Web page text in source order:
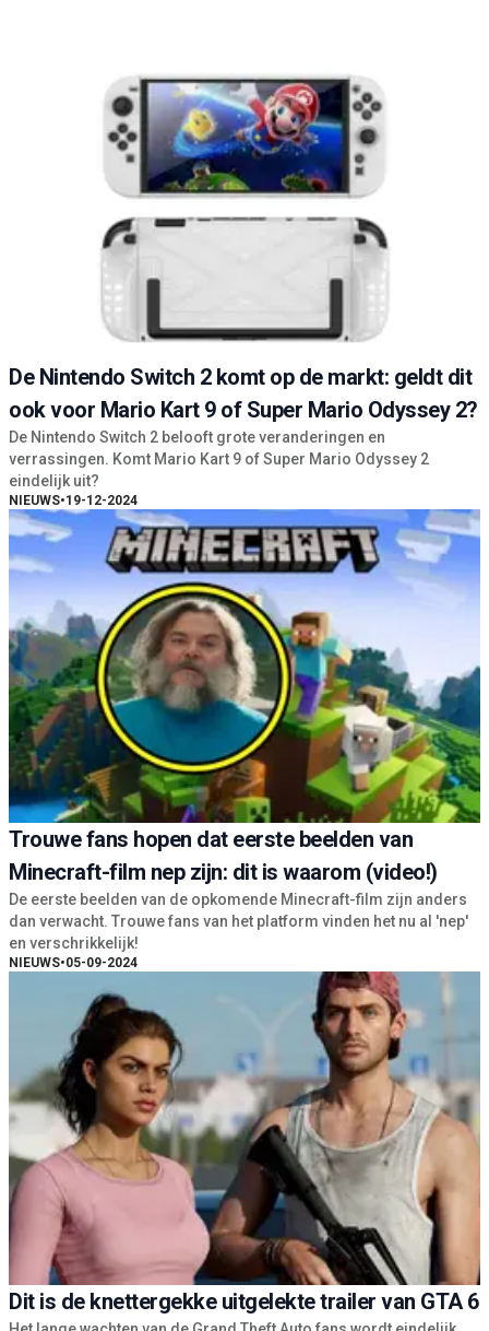
De Nintendo Switch 2 komt op de markt: geldt dit
ook voor Mario Kart 9 of Super Mario Odyssey 2?
De Nintendo Switch 2 belooft grote veranderingen en
verrassingen. Komt Mario Kart 9 of Super Mario Odyssey 2
eindelijk uit?
NIEUWS•19-12-2024
Trouwe fans hopen dat eerste beelden van
Minecraft-film nep zijn: dit is waarom (video!)
De eerste beelden van de opkomende Minecraft-film zijn anders
dan verwacht. Trouwe fans van het platform vinden het nu al 'nep'
en verschrikkelijk!
NIEUWS•05-09-2024
Dit is de knettergekke uitgelekte trailer van GTA 6